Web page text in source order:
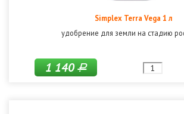
Simplex Terra Vega 1 л
удобрение для земли на стадию
1 140Р